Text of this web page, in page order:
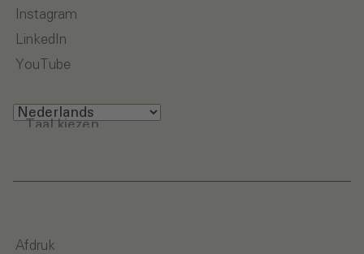
Instagram
LinkedIn
YouTube
Taal kiezen
Afdruk